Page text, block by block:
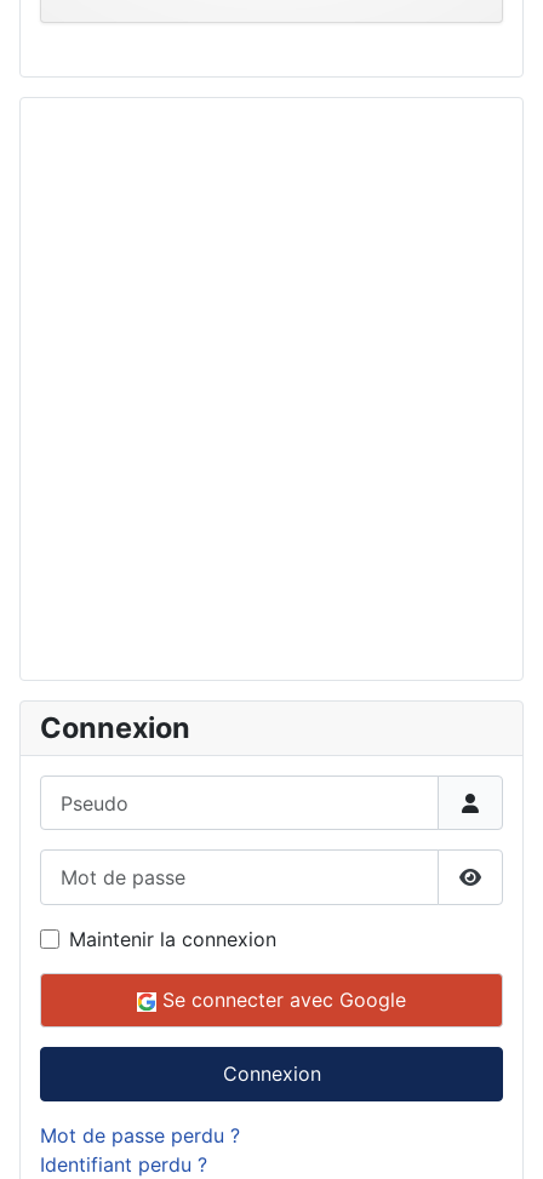
Connexion
Maintenir la connexion
Se connecter avec Google
Connexion
Mot de passe perdu ?
Identifiant perdu ?